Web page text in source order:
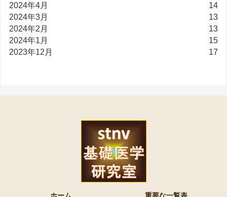
2024年4月
14
2024年3月
13
2024年2月
13
2024年1月
15
2023年12月
17